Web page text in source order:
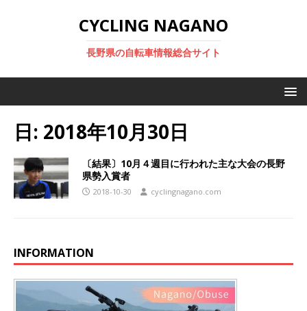
CYCLING NAGANO
長野県の自転車情報総合サイト
日: 2018年10月30日
〔結果〕10月４週目に行われた主な大会の長野
県勢入賞者
2018-10-30 cyclingnagano.com
INFORMATION